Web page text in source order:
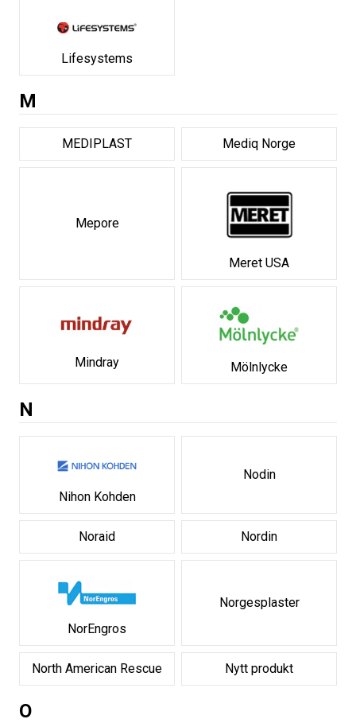
Lifesystems
M
MEDIPLAST Mediq Norge
Mepore
Meret USA
Mindray Mölnlycke
N
Nihon Kohden
Nodin
Noraid Nordin
NorEngros
Norgesplaster
North American Rescue Nytt produkt
O